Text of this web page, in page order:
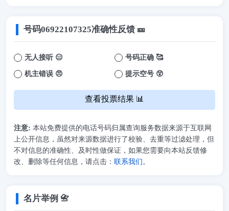
号码06922107325准确性反馈 🎫
无人接听 😑 号码正确 🥰
机主错误 😠 提示空号 😲
查看投票结果 📊
注意: 本站免费提供的电话号码归属查询服务数据来源于互联网
上公开信息，虽然对来源数据进行了校验、去重等过滤处理，但
不对信息的准确性、及时性做保证，如果您需要向本站反馈修
改、删除等任何信息，请点击： 联系我们 。
名片举例 📇